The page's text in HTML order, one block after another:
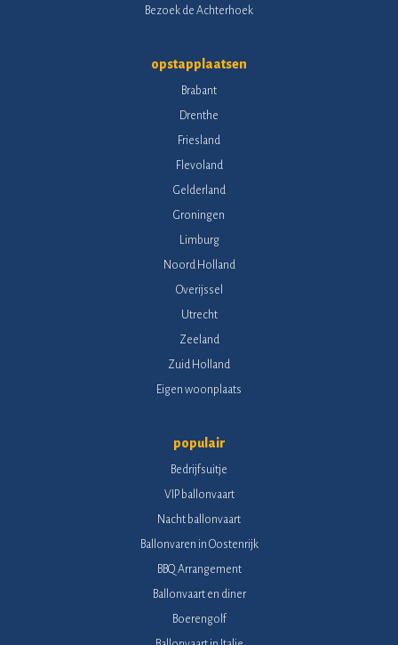
Bezoek de Achterhoek
opstapplaatsen
Brabant
Drenthe
Friesland
Flevoland
Gelderland
Groningen
Limburg
Noord Holland
Overijssel
Utrecht
Zeeland
Zuid Holland
Eigen woonplaats
populair
Bedrijfsuitje
VIP ballonvaart
Nacht ballonvaart
Ballonvaren in Oostenrijk
BBQ Arrangement
Ballonvaart en diner
Boerengolf